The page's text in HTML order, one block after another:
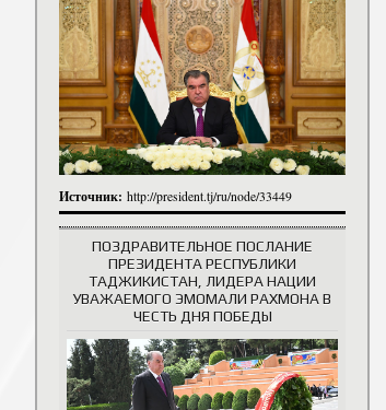
История руководителей
Источник: http://president.tj/ru/node/33449
ПОЗДРАВИТЕЛЬНОЕ ПОСЛАНИЕ
ПРЕЗИДЕНТА РЕСПУБЛИКИ
ТАДЖИКИСТАН, ЛИДЕРА НАЦИИ
УВАЖАЕМОГО ЭМОМАЛИ РАХМОНА В
ЧЕСТЬ ДНЯ ПОБЕДЫ